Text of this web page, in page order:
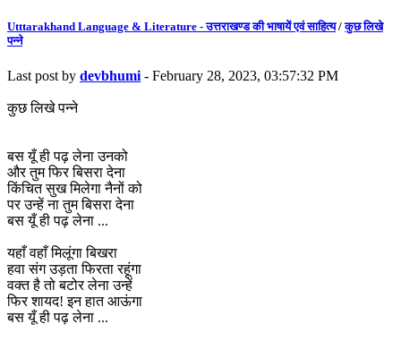
Utttarakhand Language & Literature - उत्तराखण्ड की भाषायें एवं साहित्य/कुछ लिखे
पन्ने
Last post by devbhumi - February 28, 2023, 03:57:32 PM
कुछ लिखे पन्ने
बस यूँ ही पढ़ लेना उनको
और तुम फिर बिसरा देना
किंचित सुख मिलेगा नैनों को
पर उन्हें ना तुम बिसरा देना
बस यूँ ही पढ़ लेना ...
यहाँ वहाँ मिलूंगा बिखरा
हवा संग उड़ता फिरता रहूंगा
वक्त है तो बटोर लेना उन्हें
फिर शायद! इन हात आऊंगा
बस यूँ ही पढ़ लेना ...